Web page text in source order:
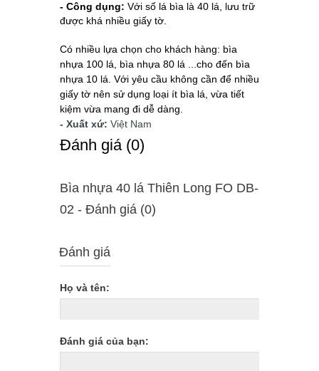
- Công dụng: Với số lá bìa là 40 lá, lưu trữ
được khá nhiều giấy tờ.
Có nhiều lựa chọn cho khách hàng: bìa
nhựa 100 lá, bìa nhựa 80 lá ...cho đến bìa
nhựa 10 lá. Với yêu cầu không cần để nhiều
giấy tờ nên sử dụng loại ít bìa lá, vừa tiết
kiệm vừa mang đi dễ dàng.
- Xuất xứ: Việt Nam
Ðánh giá (0)
Bìa nhựa 40 lá Thiên Long FO DB-
02 - Ðánh giá (0)
Đánh giá
Họ và tên:
Đánh giá của bạn: